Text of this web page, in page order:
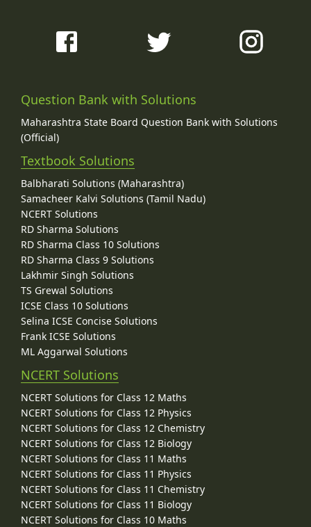
Question Bank with Solutions
Maharashtra State Board Question Bank with Solutions
(Official)
Textbook Solutions
Balbharati Solutions (Maharashtra)
Samacheer Kalvi Solutions (Tamil Nadu)
NCERT Solutions
RD Sharma Solutions
RD Sharma Class 10 Solutions
RD Sharma Class 9 Solutions
Lakhmir Singh Solutions
TS Grewal Solutions
ICSE Class 10 Solutions
Selina ICSE Concise Solutions
Frank ICSE Solutions
ML Aggarwal Solutions
NCERT Solutions
NCERT Solutions for Class 12 Maths
NCERT Solutions for Class 12 Physics
NCERT Solutions for Class 12 Chemistry
NCERT Solutions for Class 12 Biology
NCERT Solutions for Class 11 Maths
NCERT Solutions for Class 11 Physics
NCERT Solutions for Class 11 Chemistry
NCERT Solutions for Class 11 Biology
NCERT Solutions for Class 10 Maths